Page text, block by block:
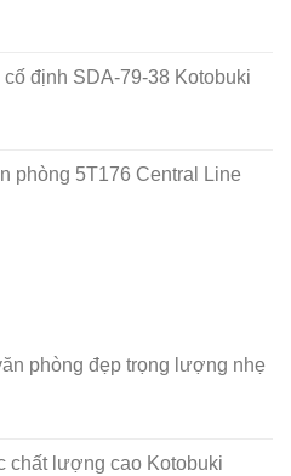
định SDA-79-38 Kotobuki
phòng 5T176 Central Line
phòng đẹp trọng lượng nhẹ
chất lượng cao Kotobuki